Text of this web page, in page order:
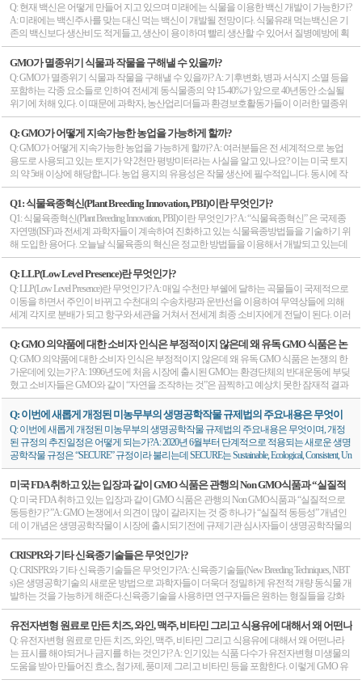
능한가?
Q: 현재 백신은 어떻게 만들어 지고 있으며 미래에는 식물을 이용한 백신 개발이 가능한가?
A: 미래에는 백신주사를 맞는 대신 먹는 백신이 개발될 전망이다. 식물유래 먹는백신은 기
존의 백신보다 생산비도 적게들고, 생산이 용이하며 빨리 생산할 수 있어서 질병예방에 획
기적 전기가 마련 될 전망이다. 현재의 백신은 어떻게 생산되는가?현재 코로나 백신의 경우
화이자와 모더나 생명공학 회사의 예를 들어 보자. 이들 두 회사는 mRNA기반 백신을 생산
하고 있는데 바이러스의 유전적 암호의 일부분을 주입하여 면역반응을 유도하는 방식이
다. 이러한 최신의 백신 생산 방법으로 화이자사는 최근 미국 FDA로부터 mRNA 백신 승인
을 받았다. 좀더 전통적인 방법으로 면역반응을 유도하는 불활성화 백신은 주로 독감백신
제조에 쓰인다. 이 방법에는 화학적 처리나 잘게 부순 불활성화된 죽은 바이러스를 이용한
용해서 바이러스를 키운다. 대부분의 독감백신 항원은 계란에서 배양된다. 과학자들은 수
정된 알속에 독감바이러스를 주입한 후 바이러스가 마치 인체세포에서와 같이 증식되도
록 한다. 그 다음 달걀흰자위에서 바이러스를 추출하여 인체를 감염시키는 바이러스 부분
들을 파괴하여 이들 바이러스가 완전히 사멸되도록 하고 수개월간의 품질관리 테스트를
거친다. 현 백신생산의 문제점불활성화된 백신은 수십년 동안 우리가 이용해 왔으며 그 효
과도 매우 우수한 것으로 입증되었다. 그러나 이러한 방법은 시간도 많이 걸리고 비용도 많
이 든다. 미국 질병관리센터에 따르면, 매년 대량의 독감백신을 생산하려면 매년 6개월 이
상이 걸린다고 한다. 한편, mRNA백신은 비용이 적게 들고 빨리 제조가 가능하다. 그러나 백
신이 필요한 모든 사람들에게 충분히 공급할 만한 양의 백신을 생산하기에는 한계가 있다.
그리고 mRNA 백신의 가장 큰 장애물은 냉동보관을 필요로 하기 때문에 전세계에 골고루
래 백신이 만들어지는 과정은 불활성화 백신제조와 동일하지만 계란을 사용하는 대신에
식물세포에서 항원을 배양시킨다. 그리고 전체바이러스를 키우는 대신에 식물세포에서는
단지 면역체계를 인식하는 바이러스 일부만 필요하기 때문에 바이러스를 불활성화 시키
는 과정도 필요 없게 된다. 사실 식물바이러스를 만드는 개념은 새로운 것은 아니고 이미 코
로나 백신과 독감 임상실험에서 몇가지 사례가 있기는 하지만 널리 통용되고 있지는 않다.
미국 FDA가 승인해준 식물유래 백신은 희귀 유전질환인 Gaucher병 치료용으로 단 한가지
사례만 있다. 먹는백신현재까지 식물 유래 백신은 일반적인 주사제로 인체에 주입되어 왔
다. 그러나 추출하고 분리하고 주사제를 위한 항원의 순수분리는 동물에서 만들어졌거나
식물에서 만들어졌거나 상관없이 아직은 시간이 많이 소요되는 과정이다. 따라서 과정을
들은 또한 식물기반 백신의 경구투여는 가격을 더욱 낮출 수 있을뿐 아니라 또한 백신개발
속도를 더욱 빠르게 할 수 있다고 주장한다. 이러한 먹는 식물백신은 현재 임상전 시험단계
이기 때문에 스낵형태의 백신을 먹게되기까지 더욱 더 많은 연구가 필요하다. 그러나 한가
지 확실한 것은 이러한 광범위한 백신 옵션들은 치명적인 질병을 더욱더 신속하게 근절하
도록 도움을 준다는 사실이다. 원문출처: Molecular farming? Edible plant-based vaccines are cheaper, e
asier, and quicker to produce than traditional shots - Genetic Literacy Project
GMO가 멸종위기 식물과 작물을 구해낼 수 있을까?
Q: GMO가 멸종위기 식물과 작물을 구해낼 수 있을까? A: 기후변화, 병과 서식지 소멸 등을
포함하는 각종 요소들로 인하여 전세계 동식물종의 약 15-40%가 앞으로 40년동안 소실될
위기에 처해 있다. 이 때문에 과학자, 농산업리더들과 환경보호활동가들이 이러한 멸종위
기 동식물을 구하고 복원시키기 위한 한가지 방법으로 생명공학기술의 활용을 고려하게
되었다. 한때 풍성함을 누렸던 미국 밤나무, 캐번디시 바나나, 플로리다 오렌지, 캘리포니아
포도 등을 포함하는 광범위한 멸종위기 작물들을 원래대로 되돌려 놓으려는 노력들이 이
미 시작되었다. 그러나 이러한 노력들이 GMO와 관련이 되어 있기 때문에 이에 대한 반대
도 만만치 않다. 생명공학혁신 지지자들을 포함한 비평들은 멸종위기종의 보존과 복원에
대한 비의도적 결과에 대하여 우려하고 있는게 사실이다. 반대론자들은 이러한 복원노력
주장한다.과학자들과 환경보호활동가들은 생명공학기술을 멸종위기 동식물을 위협하는
병과 싸우기 위해서 사용할 수 있는 수단이라고 생각하고 있다. 많은 아프리카 국가들에서
작물이 식량과 생계수단을 제공하는 경우 이러한 이슈가 특히 더욱 중요하다. Steven Cerier
는 Genetic Literacy Project에 기고한 글에서 “바나나와 카사바 두 작물은 특히 위험에 처해 있는
데 만약 이들 작물을 구해내지 않으면 많은 수의 아프리카 국가들의 경제에 심각한 영향을
초래할 것”이라고 경고하고 있다. 생명공학기술의 활용은 이러한 작물을 위기에서 구해낼
뿐만 아니라 아프리카가 풍요롭게 식량자급을 달성하는 핵심요소라고 강조하였다. 과학
자들은 바나나 위축병 저항성 생명공학 바나나를 개발하였으며 갈색줄무늬병과 모자익
바이러스병에 저항성을 나타내는 카사바 품종 19개도 개발한바 있다. 그러나 이러한 연구
프로젝트는 NGO의 저항에 직면했는데 이들은 과학자들이 위험하고 생태적으로 무책임
nes Center 연구소 소장 Dale Sanders 박사는 “나는 NGO가 겉으로는 식량안보 개선과 영양실
조퇴치가 자기들의 목표라고 말하면서 GM작물이 관행 육종작물보다 위험하다는 근거없
는 주장을 펼치는 것에 개탄한다. 생명공학기술은 수백만명의 목숨이 달려있는 식량작물
의 수확량을 늘리고 병을 방제할 수 있는 획기적인 잠재력을 제공한다.”고 말했다. 원문출
처: Can GMOs rescue threatened plants and crops? - Genetic Literacy Project
Q: GMO가 어떻게 지속가능한 농업을 가능하게 할까?
Q: GMO가 어떻게 지속가능한 농업을 가능하게 할까? A: 여러분들은 전 세계적으로 농업
용도로 사용되고 있는 토지가 약 2천만 평방미터라는 사실을 알고 있나요? 이는 미국 토지
의 약 5배 이상에 해당합니다. 농업 용지의 유용성은 작물 생산에 필수적입니다. 동시에 작
물 생산에 적합한 토지 중 새로 확보할 수 있는 땅은 제한적입니다. 이는 농업 용지가 도시
및 교외 개발로 인해 부분적으로 용도가 전환될 때 더 가치가 있는 것으로 판단되기 때문입
니다. 혹자들은 한 시간에 최대 40에이커의 농경지를 잃어가고 있다고 주장합니다. 2050년
까지 세계 인구는 약 97억 명까지 늘어날 것으로 추산되고 있으며, 농민들은 그 시기가 도래
하면 세계의 식량 수요를 충족시키기 위해 현재보다 70% 더 많은 식량을 생산해야 합니다.
이에 GMO는 농민들에게 수요를 충족시키는데 필요한 식량을 생산하게 하는 동시에 더 적
택 중 가장 큰 하나는 작물의 손실을 최소화하고 수확량을 최적화하는 것입니다. 세계의 잠
재적인 작물 생산량의 35~42%가 잡초, 곤충, 질병 및 기타 해충으로 인해 매년 손실되고 있
는 것으로 추산됩니다. 해충저항성, 질병저항성 및 제초제내성 유전자 변형 작물을 이용하
면 작물의 손실을 줄이는 데 분명 도움이 될 것입니다. 목화와 옥수수에 이용되는 해충저항
성 기술은 해충의 발생 감소를 통한 수확량의 증가라는 실질적인 이익을 제공해왔습니다.
1996년부터 2014년 동안 평균 수확량 증가율은 해충저항성 옥수수의 경우 13%이상, 목화의
경우 17% 이상이었습니다. 작물 손실 최소화는 보다 더 많은 작물을 수확하는데 도움을 주
며, 유전자 변형 작물을 이용하면 농민들이 현재보다 더 많은 작물을 재배할 수 있게 됩니
다. 1996년부터 2014년 까지 농업 생명공학은 작물 생산에 재배면적을 늘리지 않고도 콩 1억
5,840만 톤, 옥수수 3억 2,180만 톤, 목화 2,470만 톤 및 유채 920만 톤의 결과를 보였습니다. 201
커의 추가적인 작물 재배 면적이 필요했을 것입니다. 이는 유전자 변형 품종을 사용하지 않
고 2014년의 생산 수준을 충족시키는 것을 뜻하며, 미국에서 경작이 가능한 토지의 12%를
추가로 이용하는 것과 같습니다. GMO는 증가하는 인구의 식량 수요를 전부 해결해 줄 수
는 없지만 개발도상국에서의 농업 생산성을 높이고 경제적 및 환경적인 지속 가능성을 개
선시키는데 도움을 줄 수 있는 가장 입증된 도구입니다. 원문출처: https://gmoanswers.com/meeti
ng-increasing-food-demand-sustainably-0
Q1: 식물육종혁신(Plant Breeding Innovation, PBI)이란 무엇인가?
Q1: 식물육종혁신(Plant Breeding Innovation, PBI)이란 무엇인가? A: “식물육종혁신” 은 국제종
자연맹(ISF)과 전세계 과학자들이 계속하여 진화하고 있는 식물육종방법들을 기술하기 위
해 도입한 용어다. 오늘날 식물육종의 혁신은 정교한 방법들을 이용해서 개발되고 있는데
세포생물학, 유전체와 대사체 연구, 유전자 지도와 분자표지를 이용한 육종기술활용 등이
이러한 방법들에 속하며 이러한 정교한기술들이 집약되어 유전자편집과 같은 효과적기술
이 개발되었다. 이러한 혁신적기술들은 신육종기술(NBT)라 불리우기도 하지만 국제종자
연맹은 특정한 방법들 에만 국한되지 않고 식물육종혁신의 연속성을 반영한 “식물육종혁
신”이라는 용어의 사용을 선호한다. 원문출처: https://www.worldseed.org/resources/faqs/#plant-bree
ding-innovation Q2. 최신 PBI 작물들은 GMO와 같이 규제되어야 하는가? A: 식물육종혁신의
것인가이다. 예를 들어 이러한 PBI산물을 현존하는 GMO 규제하에서 평가하고 관리되어
야 하는가 아니면 관행의 육종작물과 동일하게 규제할 것인가 등의 문제이다. 국제종자연
맹은 식물육종혁신의 활용을 권장하며 이에 대한 정부의 정책은 건전한 과학적원칙에 기
반해야 한다는 입장을 지지하고 있다. 식물육종혁신 산물들에 대한 일관된 과학적 기반의
정책은 전세계 농민들과 소비자들이 최신의 육종방법을 통해 개발된 산물의 혜택에 완전
하고 시기 적절하게 접근하는 것을 보장하는데 꼭 필요하다. 일부 국가에서 유전자편집산
물에 대한 일관성 없는 기준, 표준, 그리고 범위를 적용하는 사례가 있는데 이는 농업에서의
혁신과 투자를 저해할 뿐 아니라 사회적 환경적 수혜를 제한하게 된다. 나라와 나라사이에
일관된 기준의 결여는, 특히 교역국가간에서는 원할한 교역의 걸림돌로 작용할 위험이 크
다. 이러한 최신의 식물육종방법을 규제할 때 국제종자연맹은 아래의 원칙에 따른 일관된
식물품종들은 이들이 기존 관행의 육종방법으로 육성된 품종과 동일하거나 구분할 수 없
는 경우에는 달리 규제되어서는 안된다” 이다. 원문출처: https://www.worldseed.org/resources/faq
s/
Q: LLP(Low Level Presence)란 무엇인가?
Q: LLP(Low Level Presence)란 무엇인가? A: 매일 수천만 부쉘에 달하는 곡물들이 국제적으로
이동을 하면서 주인이 바뀌고 수천대의 수송차량과 운반선을 이용하여 무역상들에 의해
세계 각지로 분배가 되고 항구와 세관을 거쳐서 전세계 최종 소비자에게 전달이 된다. 이러
한 방대한 양의 곡물이 무역채널을 통해 상호 연관되어 이동하기 때문에 소량의 GMO곡물
이 섞일 수가 있는데 수출국가에서는 이미 상업화승인이 완료되었지만 수입국에서는 아
직 수입승인이 안나는 경우도 발생한다. 이렇게 되면 선적지연이나 인수거부 등의 전반적
무역불확실성으로 이어져 결국에는 공급부족이나 소비자 물가상승으로 이어지기도 한다.
그러면 이러한 상황이 발생하는 것을 어떻게 방지할 수 있는가? 그 답은 바로 LLP(저수준혼
입) 정책으로 이러한 소량의 GMO곡물의 혼입문제를 효과적으로 예측 가능하도록 관리하
었지만 아직 수입국가에서는 수입승인이 이루어지지않은 GMO가 소량 혼입되는 것을 말
한다. LLP 정책은 소량의 특정 GMO가 운반선 곡물에 혼입되어 수입국가 또는 경제공동체
국가들에서 하역 및 인수거부 등의 무역장애가 발생하지 않고 곡물의 원활한 교역이 이루
어질수 있도록 돕는 역할을 한다. GM작물은 생산국가에서 수년간의 엄격한 안전성 평가
와 상업화 승인과정을 거쳐서 유통되는게 원칙이지만 수입국가에서는 승인과정과 속도가
차이가 있을 수 있다. 더욱이 LLP를 허용하는 특정 양이나 퍼센트를 정해놓은 국제적 합의(t
here is no international agreement)가 없기 때문에 문제가 더욱 복잡해지는데 결과적으로 정책은
나라마다 또는 경제공동체국가별로 서로 다르다.또한 어떤 나라는 LLP에 대해서 제로 퍼
센트 정책을 고수함으로써 양적으로 속도면에서 그리고 곡물 대체가능성을 염두에 둔 글
로벌 교역 시스템과는 현실적으로 동떨어져 있다. LLP관리를 위한 포괄적이고 투명한 정
감수해야만 한다. 원문출처: https://croplife.org/news/a-worldwide-journey-how-low-level-presence-llp-po
licies-facilitate-global-cooperation/
Q: GMO 의약품에 대한 소비자 인식은 부정적이지 않은데 왜 유독 GMO 식품은 논
쟁의 한가운데에 있는가?
Q: GMO 의약품에 대한 소비자 인식은 부정적이지 않은데 왜 유독 GMO 식품은 논쟁의 한
가운데에 있는가? A: 1996년도에 처음 시장에 출시된 GMO는 환경단체의 반대운동에 부딪
혔고 소비자들은 GMO와 같이 “자연을 조작하는 것”은 끔찍하고 예상치 못한 잠재적 결과
를 초래한다고 우려를 나타냈다. 그러나 1982년 처음 출시된 GMO 인슐린과 같은 GMO 기
술을 활용한 의약품 개발에 대해서는 소비자의 반대목소리는 거의 없었다. 그러면 왜 작물
생면공학기술과 생명공학의약품에 대한 일반대중의 인식의 차이가 큰 것일까? 생명공학
의약품에 대한 일반 대중의 우호적 인식은 의약품이 전세계 수 백만명에 달하는 환자들의
질병을 치료하고 예방하는 직접적 혜택을 주기 때문이라고 전문가들은 보고 있다. 반면에
생명공학작물의 혜택, 즉 수확량이 늘어나고 생산비를 낮출 수 있어서 제일먼저 농부들에
한 혜택에 대한 소비자 인식도가 낮을 수밖에 없다고 한다. 더욱이 반 GMO 운동은 소비자
들의 무관심을 기회삼아 GMO 유통 반대 캠페인를 매우 효과적으로 활용하고 있는데 이러
한 GMO 반대운동 유통조직은 주로 유기농식품 옹호단체와 환경단체로부터 활동자금을
충당하는 것으로 알려져 있다. 캐나다 사스카추완 대학교 농업경제학 교수인 Stuart Smyth는
GMO를 무차별적으로 공격하는 반 GMO 운동은 오히려 과학자들과 과학 저널리스트들이
생명공학작물에 대한 일반대중과의 소통을 더욱더 활성화시키는 계기를 만들어 생명공학
작물의 혜택에 대한 소비자 인식을 개선하는 효과가 있다고 추정하고 있다. 생명공학기술
의 혜택에 대한 일반 대중의 배움 활동과 경험이 쌓여 감에 따라서 GMO가 “프랑켄슈타인
식품”이라는 주장은 점점 약화되고 무시될 것이라고 전망한다. 이렇게 되면 일반 소비자들
은 서서히 GMO작물과 차세대 유전자교정 식품에대해서도 생명공학의약품에 그랬듯이
why-is-there-controversy-over-gmo-foods-but-not-gmo-drugs/
Q: 이번에 새롭게 개정된 미농무부의 생명공학작물 규제법의 주요내용은 무엇이
며, 개정된 규정의 추진일정은 어떻게 되는가?
Q: 이번에 새롭게 개정된 미농무부의 생명공학작물 규제법의 주요내용은 무엇이며, 개정
된 규정의 추진일정은 어떻게 되는가?A: 2020년 6월부터 단계적으로 적용되는 새로운 생명
공학작물 규정은 “SECURE” 규정이라 불리는데 SECURE는 Sustainable, Ecological, Consistent, Un
iform, Responsible, Efficient의 약자이다. SECURE 규정은 생명공학작물의 상업화에 앞서 개발
자가 지켜야 할 요건을 명시하고 있다. 새롭게 개정된 규정은 즉시 연구 우선순위에 영향을
미치게 되는데 특히 작물의유전적 개량연구 또는 식물형질전환 연구 종사/개발자는 반드
시 개정된 규정에 따라서 관련서류를 준비하여 미농무부에 제출해야 하는 의무가 있다. 새
로운 규정에는 또한 향후에 개발되는 생명공학작물에 대한 폭넓은 개정이 포함되어 있다.
미 농무부는 아래사항에 해당되는 생명공학작물에 대해서는 더 이상 안전성평가 자료를
물과 동일한 것일 때2) CRISPR 유전자교정과 같이 한개 염기쌍이 치환 또는 삽입/결실 되었
을 때 3) Cis genetics 과 같이 교배가능한 식물종으로부터의 유전자 삽입4) 프로모터, 터미네
이터, T-DNA등과 같은 외래 조절 DNA5) 아그로박테리움을 이용하여 만들어진 식물형질
전환체그러나 미농무부는 아래사항에 해당할 때는 안전성 평가 자료 심사를 진행한다.1)
새로운 MOA(Mechanisms-of-Action)* 또는 유전자조합을 갖는 새로운 생명공학작물 * MOA:
유전적물질이 형질을 결정하는 생화학적과정(들)2) 외래 유전자를 포함하는 새로운 생명
공학작물3) 병저항성 또는 해충저항성 작물과 같이 식물자체 작물보호기능을 가지는 새로
운 생명공학작물 새롭게 개정된 규정의 시행일정1) 2020. 6.17: “Am I regulated” 절차는 새롭게
개정된 규정의 공표 30일후에 종료된다.2) 2020. 8.17: 새로운 면제와 확인절차의 효력발효,
개발자는 기존의 허가와 신고절차를 계속 사용할 수 있다. 새로운 허가와 RSR* 절차의 예
미국 FDA 취하고 있는 입장과 같이 GMO 식품은 관행의 Non GMO식품과 “실질적
으로 동등한가? ”
Q: 미국 FDA 취하고 있는 입장과 같이 GMO 식품은 관행의 Non GMO식품과 “실질적으로
동등한가? ”A: GMO 논쟁에서 의견이 많이 갈라지는 것 중 하나가 “실질적 동등성” 개념인
데 이 개념은 생명공학작물이 시장에 출시되기전에 규제기관 심사자들이 생명공학작물의
안전성을 평가하는 기준 중의 하나이다. “실절적 동등성” 개념은 1993년 이후 식품에 적용
되고 있다.미국식품의약국(FDA)의 승인을 얻기 위해서 제조사들이 여러가지 요건들을 충
족시켜야 되지만 무엇보다도 새로운 제품이 이미 존재하고 있는 기존의 승인된 제품과 근
본적으로 동일하게 작용하고 있음을 반드시 입증해야 한다. 이러한 안전성 평가 과정은 그
후에 식품으로 적용이 확대되었는데 식물과 식물 간에도 차이가 나고 또한 관행적으로 재
배되었는가 혹은 유기농 방법으로 재배되었는가 형질전환 방법으로 생산된 것인가 또는 C
다. 엄격한 심사 후 만약 새로운 식물 또는 식품이 이미 가용한 관행의 대조식물과 실질적으
로 동등하다고 판단되면 농민들이 새로운 식물을 상업적으로 재배할 수 있도록 허용된다.
만약 동등하지 않다면 새로운 식물이 소비자에게 불필요한 위해성을 유발하는가를 결정
하기 위한 추가적인 평가를 거쳐야만 한다. 생명공학옹호자들은 실질적 동등성 체계를 새
로운 산물의 안전성을 보증하기 위하여 한층 더 높은 꼼꼼한 안전성 검사가 필요한지 결정
CRISPR와 기타 신육종기술들은 무엇인가?
Q: CRISPR와 기타 신육종기술들은 무엇인가?A: 신육종기술들(New Breeding Techniques, NBT
s)은 생명공학기술의 새로운 방법으로 과학자들이 더욱더 정밀하게 유전적 개량 동식물 개
발하는 것을 가능하게 해준다.신육종기술을 사용하면 연구자들은 원하는 형질들을 강화
시키거나 침묵시키거나 삽입하거나 제거할 수 있다. 과학자들은 흔히 종내로부터 유전자
를 이동시켜서(NBT에는 약간의 형질전환사례도 있기는 하지만), 박테리아나 다른 식물의
유전자들의 전이를 통해 종간장벽을 극복하는 교배가 가능한 1세대 GMO에 대한 논란을
건너뛰고 싶어한다. NBT는 또한 연구자들이 관행육종보다 더욱더 정밀하고 신속하게 종
내로부터 원하는 유전자를 삽입하는 것을 가능하게 해주는데 이것 때문에 규제기관이 NB
T를 관행육종기술의 신속한 버전으로 간주하는 이유이다. 이러한 GMO와의 차이점들 때
유전자변형 원료로 만든 치즈, 와인, 맥주, 비타민 그리고 식용유에 대해서 왜 어떤나
라는 표시를 해야되거나 금지를 하는 것인가?
Q: 유전자변형 원료로 만든 치즈, 와인, 맥주, 비타민 그리고 식용유에 대해서 왜 어떤나라
는 표시를 해야되거나 금지를 하는 것인가? A: 인기있는 식품 다수가 유전자변형 미생물의
도움을 받아 만들어진 효소, 첨가제, 풍미제 그리고 비타민 등을 포함한다. 이렇게 GMO 유
래 원료를 포함하는 식품에는 맥주, 와인 및 기타 알코올 음료, 치즈 및 유제품 일부, 구운식